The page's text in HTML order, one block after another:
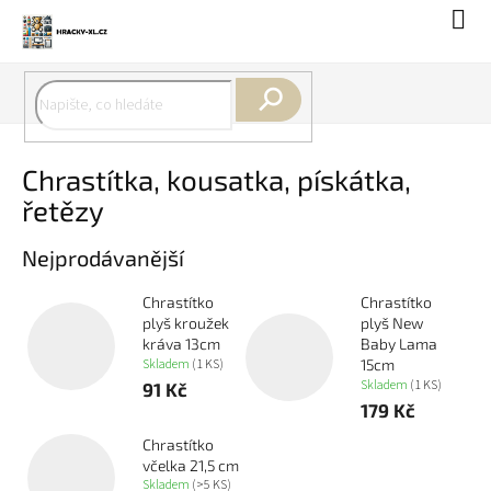
obsah
Chrastítka, kousatka, pískátka,
řetězy
Nejprodávanější
Chrastítko
plyš kroužek
kráva 13cm
Skladem (1 KS)
91 Kč
Chrastítko
plyš New
Baby Lama
15cm
Skladem (1 KS)
179 Kč
Chrastítko
včelka 21,5 cm
Skladem (>5 KS)